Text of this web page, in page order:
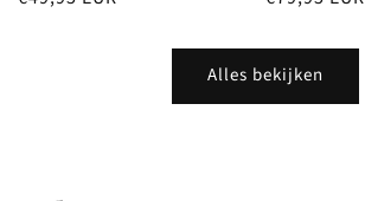
Alles bekijken